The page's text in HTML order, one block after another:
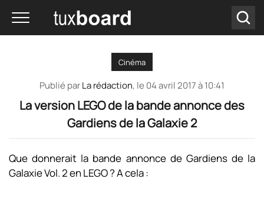
Cinéma
Publié parLa rédaction, le 04 avril 2017 à 10:41
La version LEGO de la bande annonce des
Gardiens de la Galaxie 2
Que donnerait la bande annonce de Gardiens de la
Galaxie Vol. 2 en LEGO ? A cela :